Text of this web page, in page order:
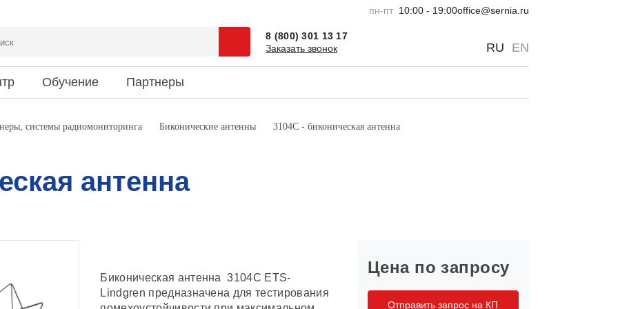
пн-пт 10:00 - 19:00office@sernia.ru
8 (800) 301 13 17
Заказать звонок
RU EN
Доставка
спецпредложения
Обучение
Наука и юмор
Партнеры
системы радиомониторинга Биконические антенны 3104С - биконическая антенна
антенна
Биконическая антенна 3104C ETS-
Lindgren предназначена для тестирования
Цена по запросу
Отправить запрос на КП